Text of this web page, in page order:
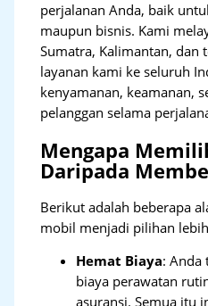
perjalanan Anda, baik
maupun bisnis. Kami
Sumatra, Kalimantan, dan
layanan kami ke seluruh
kenyamanan, keamanan,
pelanggan selama
Mengapa
Daripada
Berikut adalah beberapa
mobil menjadi pilihan
Hemat Biaya: Anda
biaya perawatan
asuransi. Semua itu